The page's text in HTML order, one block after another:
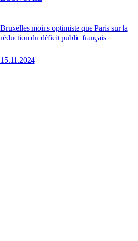
Bruxelles moins optimiste que Paris sur la
réduction du déficit public français
15.11.2024